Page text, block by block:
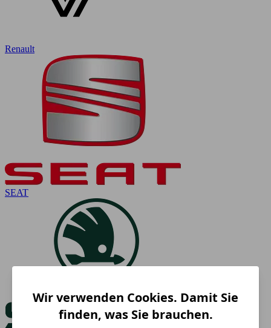
Renault
SEAT
Wir verwenden Cookies. Damit Sie
finden, was Sie brauchen.